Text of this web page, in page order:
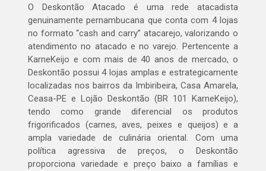
O Deskontão Atacado é uma rede atacadista
genuinamente pernambucana que conta com 4 lojas
no formato “cash and carry” atacarejo, valorizando o
atendimento no atacado e no varejo. Pertencente a
KarneKeijo e com mais de 40 anos de mercado, o
Deskontão possui 4 lojas amplas e estrategicamente
localizadas nos bairros da Imbiribeira, Casa Amarela,
Ceasa-PE e Lojão Deskontão (BR 101 KarneKeijo),
tendo como grande diferencial os produtos
frigorificados (carnes, aves, peixes e queijos) e a
ampla variedade de culinária oriental. Com uma
política agressiva de preços, o Deskontão
proporciona variedade e preço baixo a famílias e